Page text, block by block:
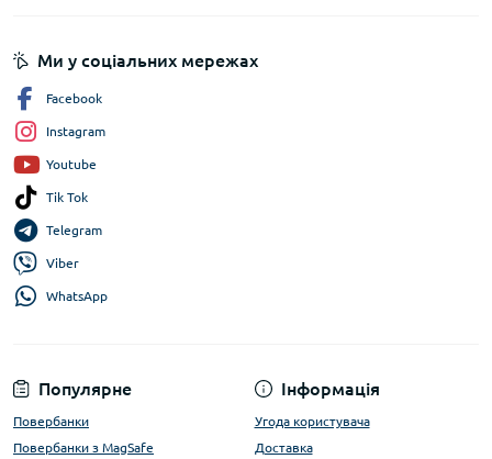
Популярне
Повербанки
Повербанки з MagSafe
Інформація
Угода користувача
Доставка
Ми у соціальних мережах
Facebook
Instagram
Youtube
Tik Tok
Telegram
Viber
WhatsApp